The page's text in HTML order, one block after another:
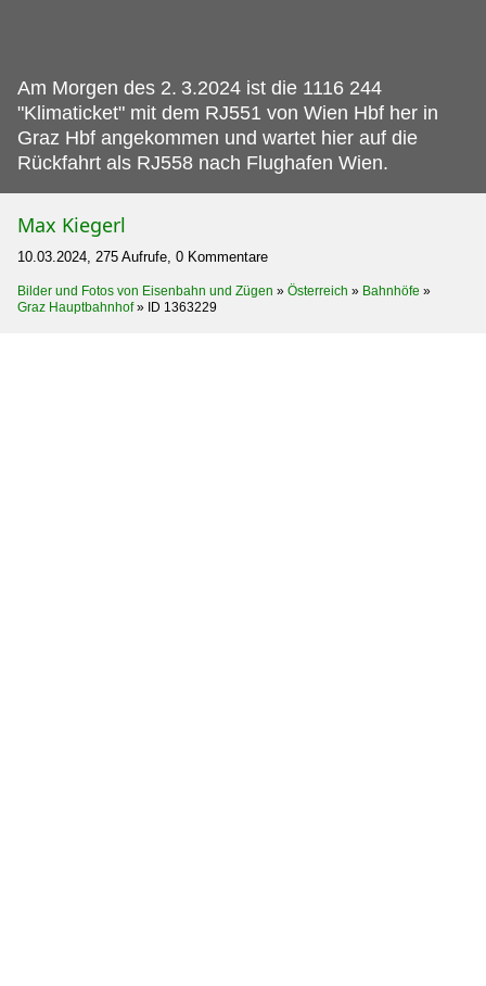
Am Morgen des 2. 3.2024 ist die 1116 244
"Klimaticket" mit dem RJ551 von Wien Hbf her in
Graz Hbf angekommen und wartet hier auf die
Rückfahrt als RJ558 nach Flughafen Wien.
Max Kiegerl
10.03.2024, 275 Aufrufe, 0 Kommentare
Bilder und Fotos von Eisenbahn und Zügen » Österreich » Bahnhöfe »
Graz Hauptbahnhof» ID 1363229